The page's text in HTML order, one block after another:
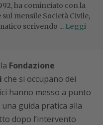
ha cominciato con la
mensile Società Civile,
scrivendo ... Leggi
Fondazione
che si occupano dei
hanno messo a punto
guida pratica alla
dopo l’intervento